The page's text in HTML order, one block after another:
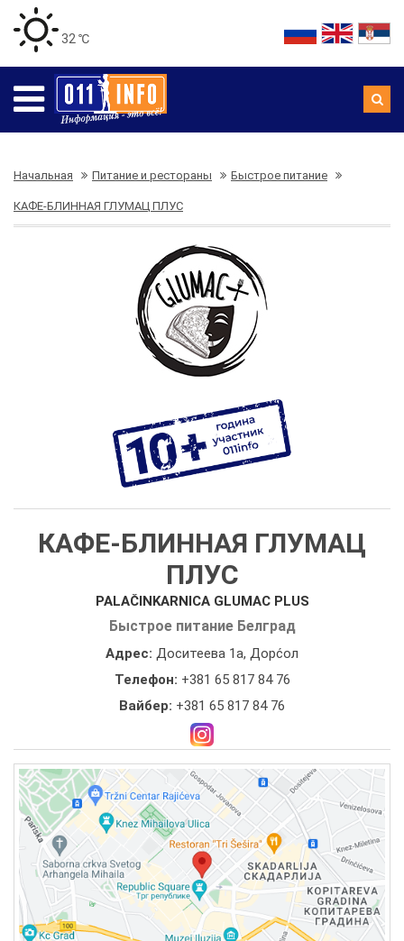
32 ℃
Начальная Питание и рестораны Быстрое питание
КАФЕ-БЛИННАЯ ГЛУМАЦ ПЛУС
КАФЕ-БЛИННАЯ ГЛУМАЦ
ПЛУС
PALAČINKARNICA GLUMAC PLUS
Быстрое питание Белград
Адрес: Доситеева 1а, Дорćол
Телефон: +381 65 817 84 76
Вайбер: +381 65 817 84 76